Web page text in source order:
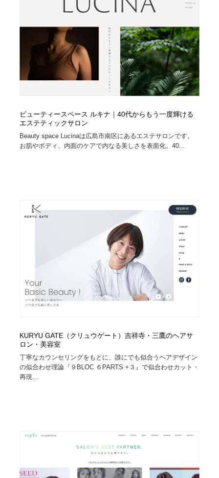
ビューティースペース ルキナ｜40代からもう一度輝ける
エステティックサロン
Beauty space Lucinaは広島市南区にあるエステサロンです。
お肌やボディ、内面のケアで内なる美しさを表面化。40...
KURYU GATE（クリュウゲート）吉祥寺・三鷹のヘアサ
ロン・美容室
丁寧なカウンセリングをもとに、誰にでも似合うヘアデザイン
の似合わせ理論『９BLOC ６PARTS +３』で似合わせカット・
再現...